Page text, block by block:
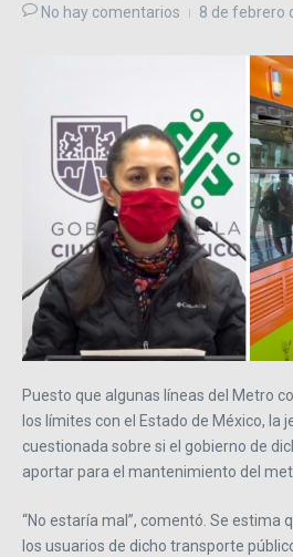
No hay comentarios 8 de febrero
Puesto que algunas líneas del Metro
los límites con el Estado de México, la
cuestionada sobre si el gobierno de
aportar para el mantenimiento del
“No estaría mal”, comentó. Se estima
los usuarios de dicho transporte